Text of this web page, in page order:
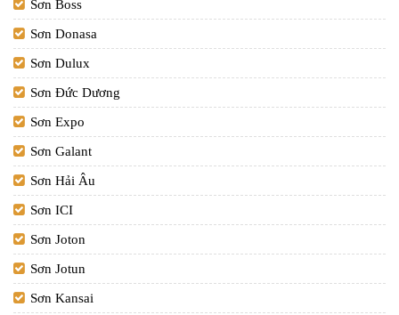
Sơn Boss
Sơn Donasa
Sơn Dulux
Sơn Đức Dương
Sơn Expo
Sơn Galant
Sơn Hải Âu
Sơn ICI
Sơn Joton
Sơn Jotun
Sơn Kansai